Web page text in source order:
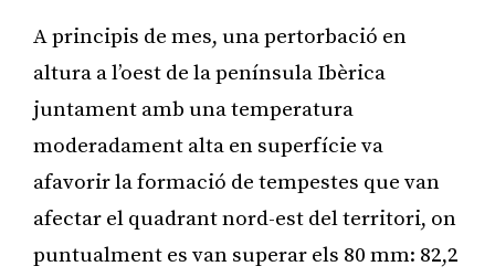
A principis de mes, una pertorbació en
altura a l’oest de la península Ibèrica
juntament amb una temperatura
moderadament alta en superfície va
afavorir la formació de tempestes que van
afectar el quadrant nord-est del territori, on
puntualment es van superar els 80 mm: 82,2